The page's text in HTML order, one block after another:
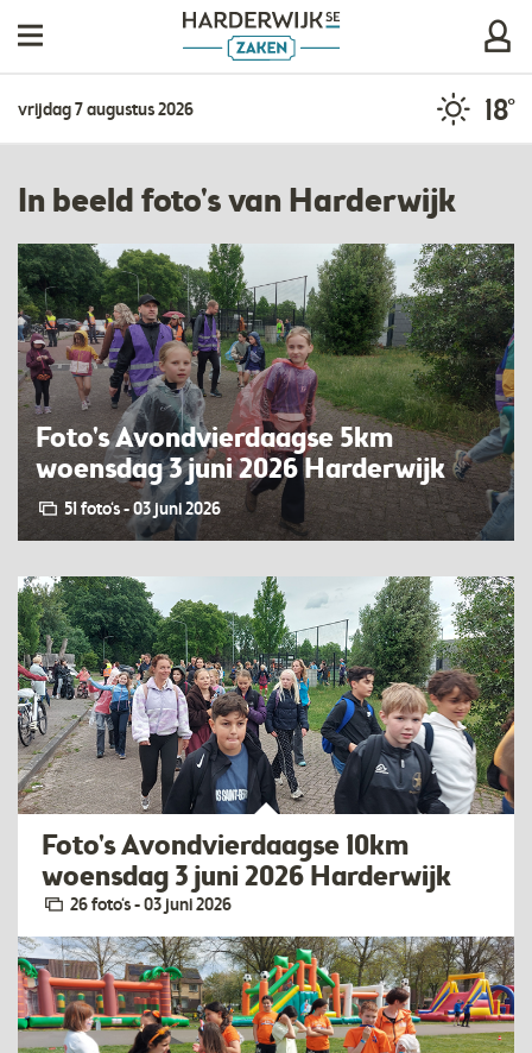
vrijdag 7 augustus 2026 18°
In beeld foto's van Harderwijk
Foto's Avondvierdaagse 5km
woensdag 3 juni 2026 Harderwijk
51 foto‘s - 03 juni 2026
Foto's Avondvierdaagse 10km
woensdag 3 juni 2026 Harderwijk
26 foto‘s - 03 juni 2026